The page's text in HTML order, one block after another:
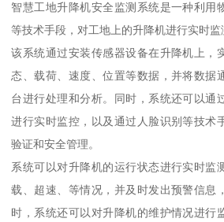
智慧工地升降机安全监测系统是一种利用
等技术手段，对工地上的升降机进行实时监
该系统通过安装传感器设备在升降机上，
态、载荷、速度、位置等数据，并将数据
台进行处理和分析。同时，系统还可以通
进行实时监控，以及通过人脸识别等技术
验证和安全管理。
系统可以对升降机的运行状态进行实时监
载、超速、等情况，并及时发出预警信息
时，系统还可以对升降机的维护情况进行